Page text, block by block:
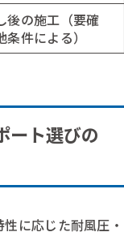
後の施工（要確
件による）
ート選びの
に応じた耐風圧・